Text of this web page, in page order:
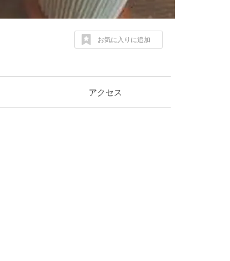
お気に入りに追加
アクセス